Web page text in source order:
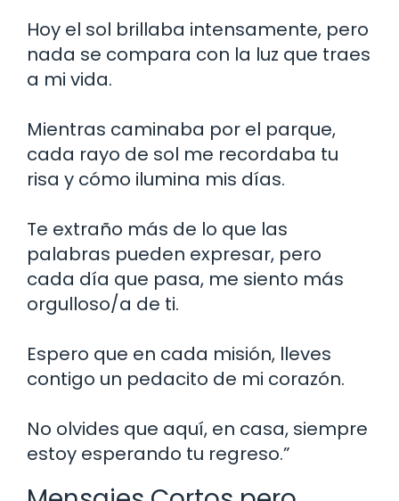
Hoy el sol brillaba intensamente, pero
nada se compara con la luz que traes
a mi vida.
Mientras caminaba por el parque,
cada rayo de sol me recordaba tu
risa y cómo ilumina mis días.
Te extraño más de lo que las
palabras pueden expresar, pero
cada día que pasa, me siento más
orgulloso/a de ti.
Espero que en cada misión, lleves
contigo un pedacito de mi corazón.
No olvides que aquí, en casa, siempre
estoy esperando tu regreso.”